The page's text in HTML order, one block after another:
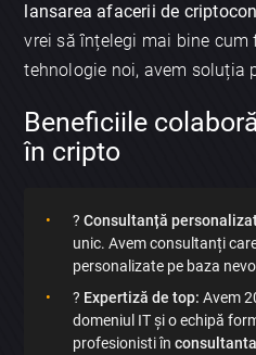
lansarea afacerii de
vrei să înțelegi mai bine cum
tehnologie noi, avem soluția
Beneficiile
în cripto
?Consultanță
unic. Avem consultanți
personalizate pe baza
? Expertiză de top: Avem
domeniul IT și o echipă
profesionisti în